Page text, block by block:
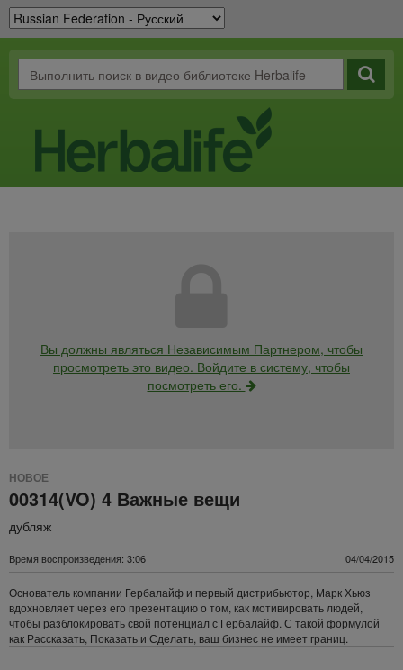
Вы должны являться Независимым Партнером, чтобы
просмотреть это видео. Войдите в систему, чтобы
посмотреть его.
НОВОЕ
00314(VO) 4 Важные вещи
дубляж
Время воспроизведения: 3:06 04/04/2015
Основатель компании Гербалайф и первый дистрибьютор, Марк Хьюз
вдохновляет через его презентацию о том, как мотивировать людей,
чтобы разблокировать свой ​​потенциал с Гербалайф. С такой формулой
как Рассказать, Показать и Сделать, ваш бизнес не имеет границ.